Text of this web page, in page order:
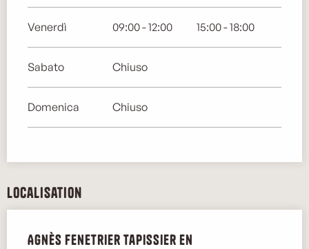
Venerdì 09:00 - 12:00 15:00 - 18:00
Sabato Chiuso
Domenica Chiuso
Localisation
Agnès Fenetrier tapissier en